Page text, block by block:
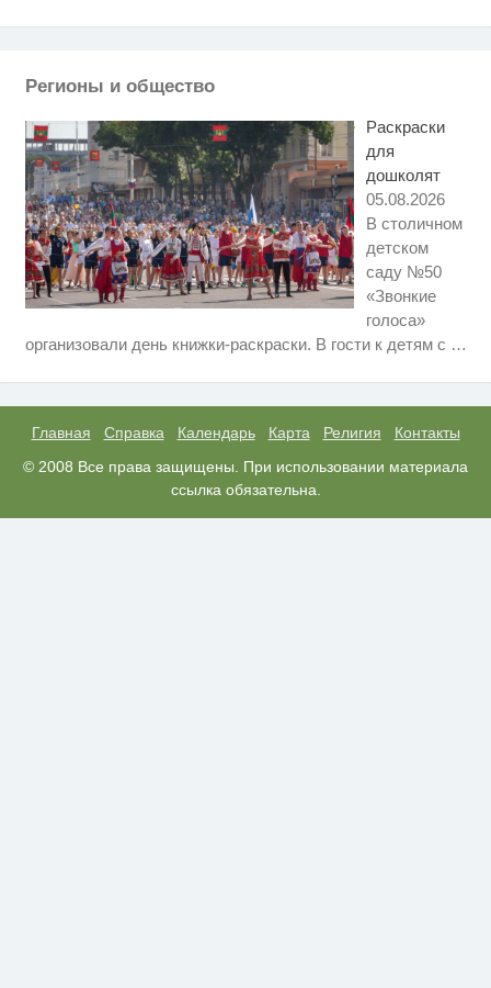
Регионы и общество
Раскраски
для
дошколят
05.08.2026
В столичном
детском
саду №50
«Звонкие
голоса»
организовали день книжки-раскраски. В гости к детям с …
Главная Справка Календарь Карта Религия
Контакты
© 2008 Все права защищены. При использовании материала
ссылка обязательна.
Ролик длится пару секунд, но
Королева вагона отожгла! Видео
пересмотришь не раз
i
Публичный удар Зеленскому от
Кличко: это настоящий вызов